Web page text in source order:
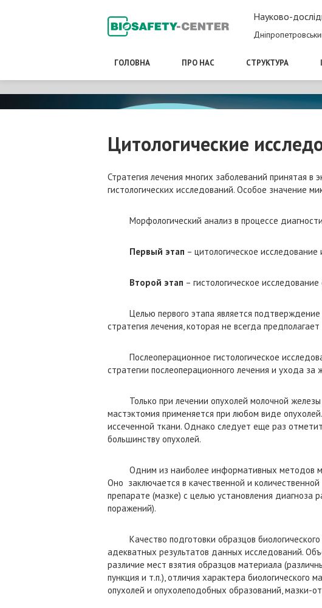
Науково-
ГОЛОВНА ПРО НАС СТРУКТУРА
Цитологические
Стратегия лечения многих заболеваний принятая
гистологических исследований. Особое значение
Морфологический анализ в процессе
Первый этап – цитологическое исследование
Второй этап – гистологическое
Целью первого этапа является подтверждение
стратегия лечения, которая не всегда
Послеоперационное гистологическое
стратегии послеоперационного лечения и ухода
Только при лечении опухолей молочной железы
мастэктомия применяется при любом виде
иссеченной ткани. Однако следует еще раз
большинству опухолей.
Одним из наиболее информативных методов
Оно заключается в качественной и
препарате (мазке) с целью установления диагноза
поражений).
Качество подготовки образцов биологического
адекватных результатов данных исследований.
различие мест взятия образцов материала
пункция и т.п.), отличия характера
опухолей и опухолеподобных образований, мазки-